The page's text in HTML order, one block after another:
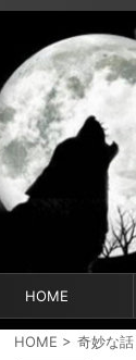
HOME
HOME > 奇妙な話